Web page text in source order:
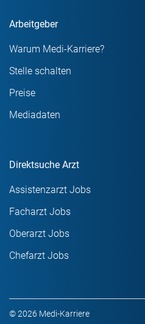
Arbeitgeber
Warum Medi-Karriere?
Stelle schalten
Preise
Mediadaten
Direktsuche Arzt
Assistenzarzt Jobs
Facharzt Jobs
Oberarzt Jobs
Chefarzt Jobs
© 2026 Medi-Karriere